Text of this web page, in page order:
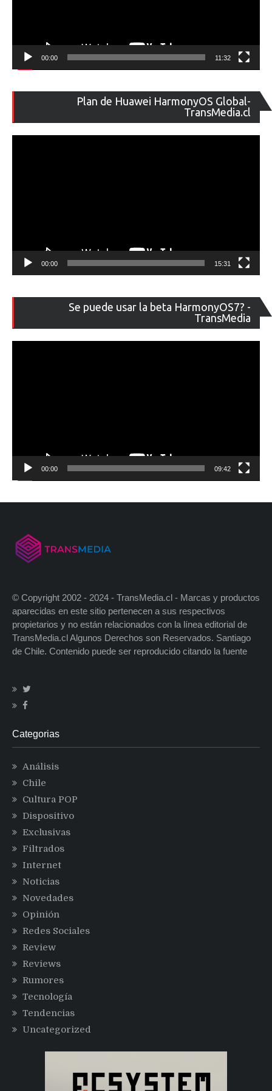
00:00 11:32
Plan de Huawei HarmonyOS Global-
TransMedia.cl
de
00:00 15:31
Se puede usar la beta HarmonyOS7? -
TransMedia
de
00:00 09:42
© Copyright 2002 - 2024 - TransMedia.cl - Marcas y productos
aparecidas en este sitio pertenecen a sus respectivos
propietarios y no están relacionados con la línea editorial de
TransMedia.cl Algunos Derechos son Reservados. Santiago
de Chile. Contenido puede ser reproducido citando la fuente
Categorias
Análisis
Chile
Cultura POP
Dispositivo
Exclusivas
Filtrados
Internet
Noticias
Novedades
Opinión
Redes Sociales
Review
Reviews
Rumores
Tecnología
Tendencias
Uncategorized